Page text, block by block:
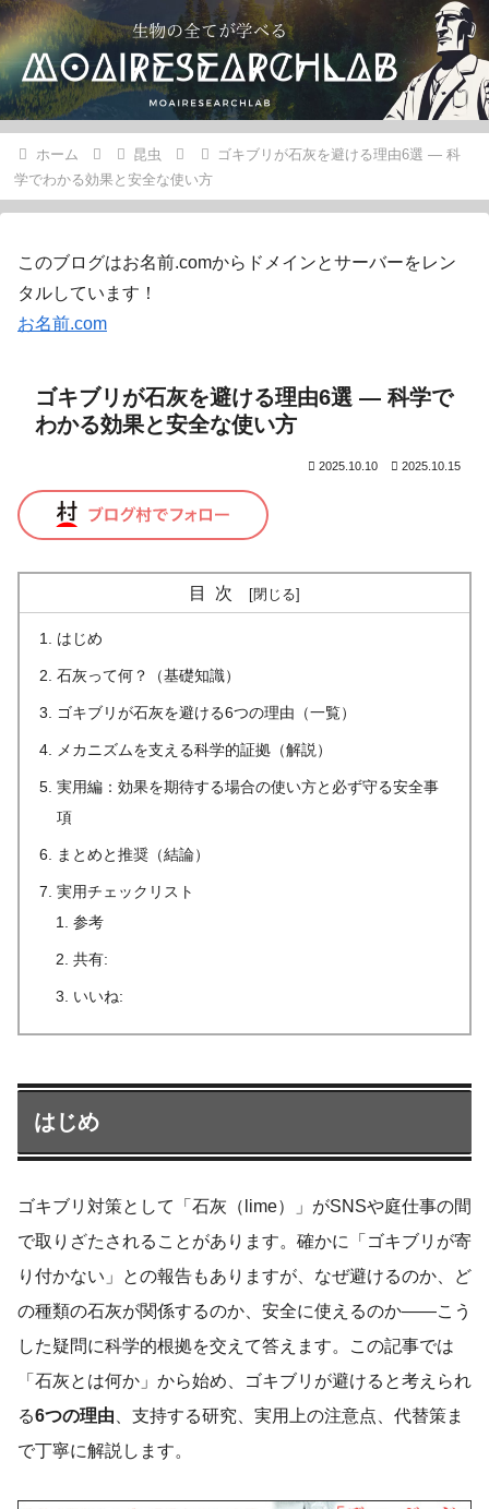
ホーム 昆虫
ゴキブリが石灰を避ける理由6選 — 科
学でわかる効果と安全な使い方
このブログはお名前.comからドメインとサーバーをレン
タルしています！
お名前.com
ゴキブリが石灰を避ける理由6選 — 科学で
わかる効果と安全な使い方
2025.10.10 2025.10.15
目次
はじめ
石灰って何？（基礎知識）
ゴキブリが石灰を避ける6つの理由（一覧）
メカニズムを支える科学的証拠（解説）
実用編：効果を期待する場合の使い方と必ず守る安全事
項
まとめと推奨（結論）
実用チェックリスト
参考
共有:
いいね:
はじめ
ゴキブリ対策として「石灰（lime）」がSNSや庭仕事の間
で取りざたされることがあります。確かに「ゴキブリが寄
り付かない」との報告もありますが、なぜ避けるのか、ど
の種類の石灰が関係するのか、安全に使えるのか——こう
した疑問に科学的根拠を交えて答えます。この記事では
「石灰とは何か」から始め、ゴキブリが避けると考えられ
る6つの理由、支持する研究、実用上の注意点、代替策ま
で丁寧に解説します。